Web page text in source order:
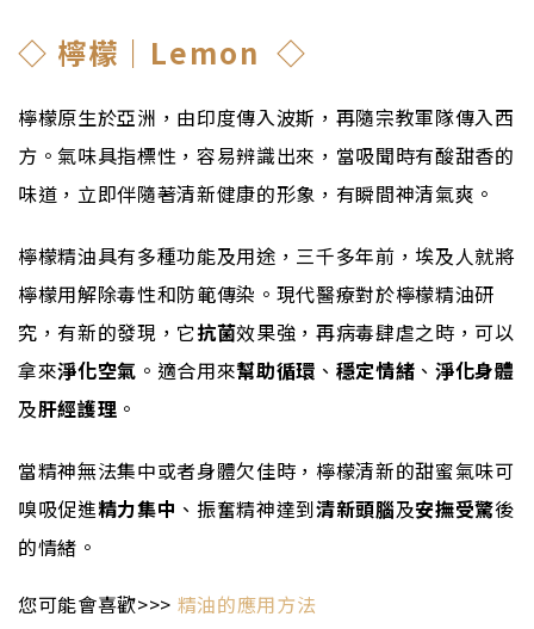
◇ 檸檬｜Lemon ◇
檸檬原生於亞洲，由印度傳入波斯，再隨宗教軍隊傳入西
方。氣味具指標性，容易辨識出來，當吸聞時有酸甜香的
味道，立即伴隨著清新健康的形象，有瞬間神清氣爽。
檸檬精油具有多種功能及用途，三千多年前，埃及人就將
檸檬用解除毒性和防範傳染。現代醫療對於檸檬精油研
究，有新的發現，它抗菌效果強，再病毒肆虐之時，可以
拿來淨化空氣 。適合用來幫助循環 、 穩定情緒 、淨化身體
及肝經護理 。
當精神無法集中或者身體欠佳時，檸檬清新的甜蜜氣味可
嗅吸促進精力集中 、振奮精神達到清新頭腦及安撫受驚後
的情緒。
您可能會喜歡>>> 精油的應用方法